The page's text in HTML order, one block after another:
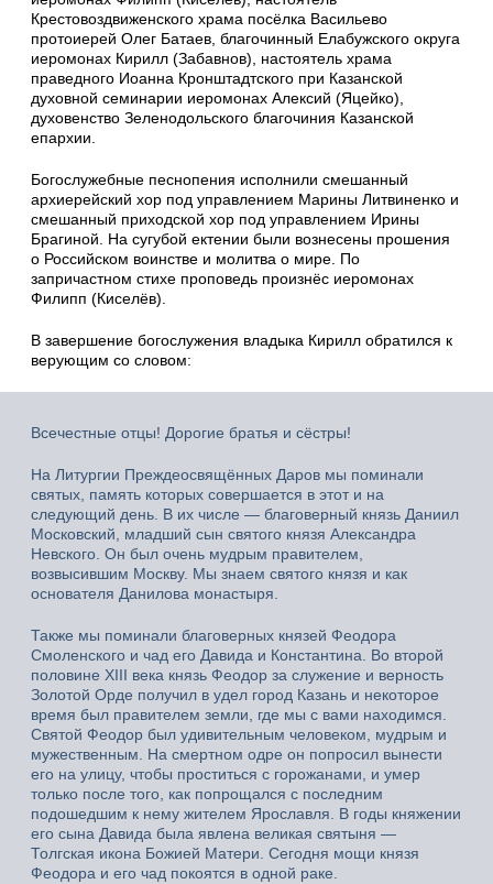
Крестовоздвиженского храма посёлка Васильево
протоиерей Олег Батаев, благочинный Елабужского округа
иеромонах Кирилл (Забавнов), настоятель храма
праведного Иоанна Кронштадтского при Казанской
духовной семинарии иеромонах Алексий (Яцейко),
духовенство Зеленодольского благочиния Казанской
епархии.
Богослужебные песнопения исполнили смешанный
архиерейский хор под управлением Марины Литвиненко и
смешанный приходской хор под управлением Ирины
Брагиной. На сугубой ектении были вознесены прошения
о Российском воинстве и молитва о мире. По
запричастном стихе проповедь произнёс иеромонах
Филипп (Киселёв).
В завершение богослужения владыка Кирилл обратился к
верующим со словом:
Всечестные отцы! Дорогие братья и сёстры!
На Литургии Преждеосвящённых Даров мы поминали
святых, память которых совершается в этот и на
следующий день. В их числе — благоверный князь Даниил
Московский, младший сын святого князя Александра
Невского. Он был очень мудрым правителем,
возвысившим Москву. Мы знаем святого князя и как
основателя Данилова монастыря.
Также мы поминали благоверных князей Феодора
Смоленского и чад его Давида и Константина. Во второй
половине XIII века князь Феодор за служение и верность
Золотой Орде получил в удел город Казань и некоторое
время был правителем земли, где мы с вами находимся.
Святой Феодор был удивительным человеком, мудрым и
мужественным. На смертном одре он попросил вынести
его на улицу, чтобы проститься с горожанами, и умер
только после того, как попрощался с последним
подошедшим к нему жителем Ярославля. В годы княжении
его сына Давида была явлена великая святыня —
Толгская икона Божией Матери. Сегодня мощи князя
Феодора и его чад покоятся в одной раке.